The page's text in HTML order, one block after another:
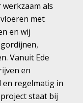
als
met
en wij
Vanuit Ede
en
regelmatig in
staat bij